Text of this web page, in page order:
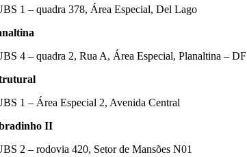
1 – quadra 378, Área Especial, Del Lago
4 – quadra 2, Rua A, Área Especial, Planaltina – DF
1 – Área Especial 2, Avenida Central
II
2 – rodovia 420, Setor de Mansões N01